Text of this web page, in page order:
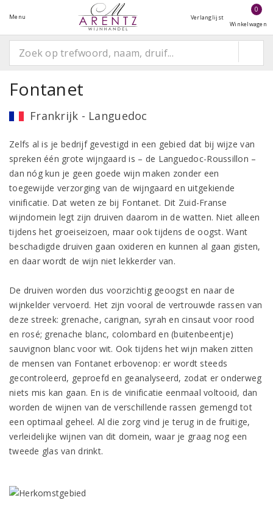
Menu Verlanglijst
0
Winkelwagen
Fontanet
Frankrijk - Languedoc
Zelfs al is je bedrijf gevestigd in een gebied dat bij wijze van
spreken één grote wijngaard is – de Languedoc-Roussillon –
dan nóg kun je geen goede wijn maken zonder een
toegewijde verzorging van de wijngaard en uitgekiende
vinificatie. Dat weten ze bij Fontanet. Dit Zuid-Franse
wijndomein legt zijn druiven daarom in de watten. Niet alleen
tijdens het groeiseizoen, maar ook tijdens de oogst. Want
beschadigde druiven gaan oxideren en kunnen al gaan gisten,
en daar wordt de wijn niet lekkerder van.
De druiven worden dus voorzichtig geoogst en naar de
wijnkelder vervoerd. Het zijn vooral de vertrouwde rassen van
deze streek: grenache, carignan, syrah en cinsaut voor rood
en rosé; grenache blanc, colombard en (buitenbeentje)
sauvignon blanc voor wit. Ook tijdens het wijn maken zitten
de mensen van Fontanet erbovenop: er wordt steeds
gecontroleerd, geproefd en geanalyseerd, zodat er onderweg
niets mis kan gaan. En is de vinificatie eenmaal voltooid, dan
worden de wijnen van de verschillende rassen gemengd tot
een optimaal geheel. Al die zorg vind je terug in de fruitige,
verleidelijke wijnen van dit domein, waar je graag nog een
tweede glas van drinkt.